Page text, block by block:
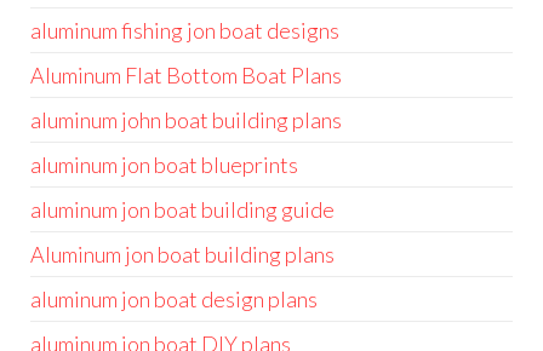
aluminum fishing jon boat designs
Aluminum Flat Bottom Boat Plans
aluminum john boat building plans
aluminum jon boat blueprints
aluminum jon boat building guide
Aluminum jon boat building plans
aluminum jon boat design plans
aluminum jon boat DIY plans